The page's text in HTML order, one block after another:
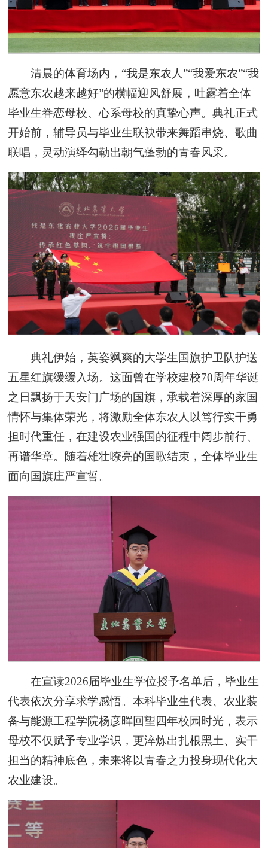
清晨的体育场内，“我是东农人”“我爱东农”“我
愿意东农越来越好”的横幅迎风舒展，吐露着全体
毕业生眷恋母校、心系母校的真挚心声。典礼正式
开始前，辅导员与毕业生联袂带来舞蹈串烧、歌曲
联唱，灵动演绎勾勒出朝气蓬勃的青春风采。
典礼伊始，英姿飒爽的大学生国旗护卫队护送
五星红旗缓缓入场。这面曾在学校建校70周年华诞
之日飘扬于天安门广场的国旗，承载着深厚的家国
情怀与集体荣光，将激励全体东农人以笃行实干勇
担时代重任，在建设农业强国的征程中阔步前行、
再谱华章。随着雄壮嘹亮的国歌结束，全体毕业生
面向国旗庄严宣誓。
在宣读2026届毕业生学位授予名单后，毕业生
代表依次分享求学感悟。本科毕业生代表、农业装
备与能源工程学院杨彦晖回望四年校园时光，表示
母校不仅赋予专业学识，更淬炼出扎根黑土、实干
担当的精神底色，未来将以青春之力投身现代化大
农业建设。